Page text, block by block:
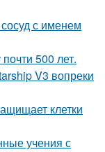
с именем
500 лет.
V3 вопреки
клетки
учения с